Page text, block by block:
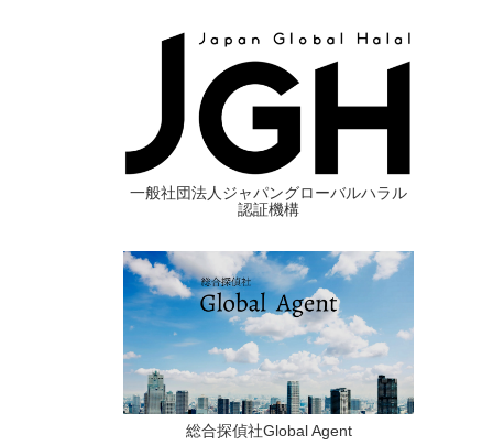
一般社団法人ジャパングローバルハラル
認証機構
総合探偵社Global Agent